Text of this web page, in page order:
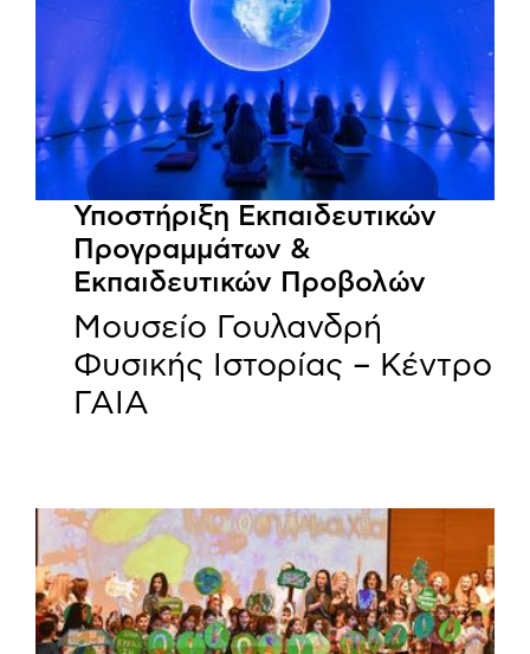
Υποστήριξη Εκπαιδευτικών
Προγραμμάτων &
Εκπαιδευτικών Προβολών
Μουσείο Γουλανδρή
Φυσικής Ιστορίας – Κέντρο
ΓΑΙΑ